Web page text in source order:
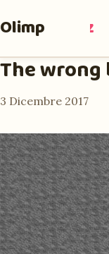
Olimpia Ruiz
The wrong
3 Dicembre 2017